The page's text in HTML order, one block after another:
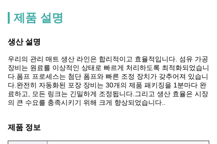
제품 설명
생산 설명
우리의 관리 매트 생산 라인은 합리적이고 효율적입니다. 섬유 가공
장비는 원료를 이상적인 상태로 빠르게 처리하도록 최적화되었습니
다.폼프 프로세스는 첨단 폼프와 빠른 조정 장치가 갖추어져 있습니
다.완전히 자동화된 포장 장비는 30개의 제품 패키징을 1분마다 완
료하고, 모든 링크는 긴밀하게 조정됩니다.그리고 생산 효율은 시장
의 큰 수요를 충족시키기 위해 크게 향상되었습니다..
제품 정보